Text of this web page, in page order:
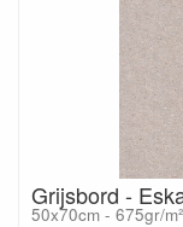
Grijsbord -
50x70cm - 675gr/m²